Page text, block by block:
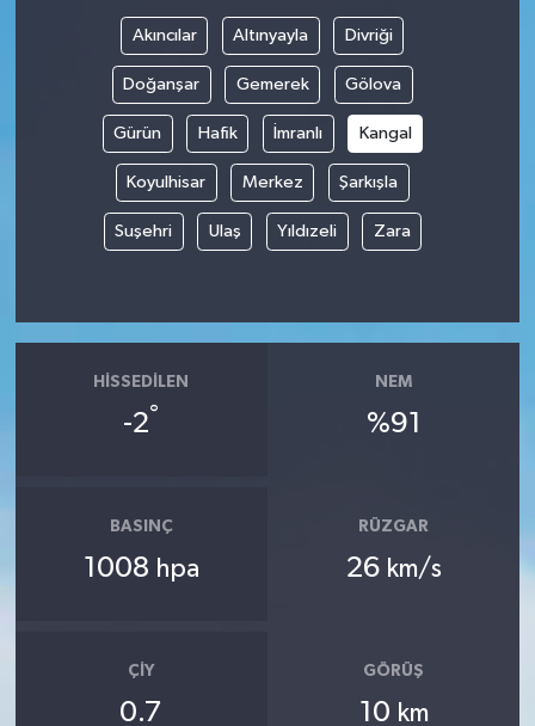
Akıncılar Altınyayla Divriği
Doğanşar Gemerek Gölova
Gürün Hafik İmranlı Kangal
Koyulhisar Merkez Şarkışla
Suşehri Ulaş Yıldızeli Zara
HISSEDILEN
-2°
NEM
%91
BASINÇ
1008 hpa
RÜZGAR
26 km/s
ÇIY
0.7
GÖRÜŞ
10 km